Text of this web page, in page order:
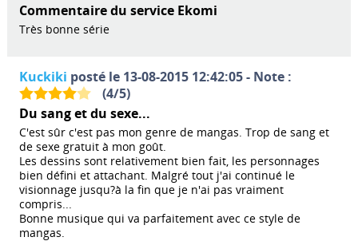
Commentaire du service Ekomi
Très bonne série
Kuckiki posté le 13-08-2015 12:42:05 - Note :
(4/5)
Du sang et du sexe...
C'est sûr c'est pas mon genre de mangas. Trop de sang et
de sexe gratuit à mon goût.
Les dessins sont relativement bien fait, les personnages
bien défini et attachant. Malgré tout j'ai continué le
visionnage jusqu?à la fin que je n'ai pas vraiment
compris...
Bonne musique qui va parfaitement avec ce style de
mangas.